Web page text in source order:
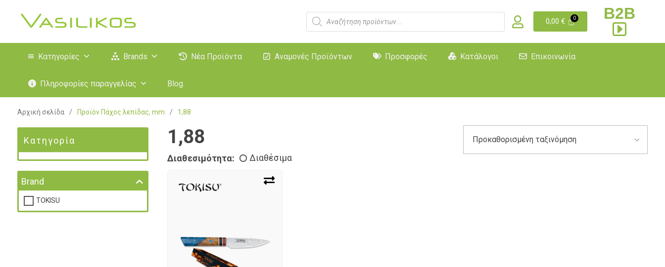
0,00€ B2B
Κατηγορίες Brands Νέα Προϊόντα Αναμονές Προϊόντων Προσφορές Κατάλογοι Επικοινωνία
Πληροφορίες παραγγελίας Blog
Αρχική σελίδα / Προϊόν Πάχος λεπίδας, mm / 1,88
1,88
Διαθεσιμότητα: Διαθέσιμα
Κατηγορία
Brand
TOKISU